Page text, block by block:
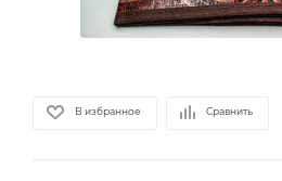
В избранное Сравнить